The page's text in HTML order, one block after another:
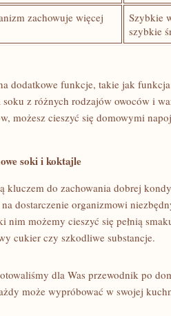
zachowuje więcej
Szybkie
szybkie
dodatkowe funkcje, takie jak
soku z różnych rodzajów owoców i
możesz​ cieszyć się domowymi
soki i koktajle
‌kluczem do zachowania dobrej
dostarczenie⁤ organizmowi
możemy cieszyć się pełnią
cukier czy szkodliwe substancje.
dla Was przewodnik po
może wypróbować w swojej